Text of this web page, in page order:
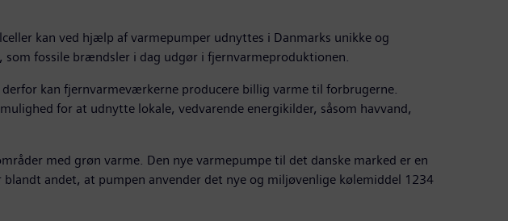
kan ved hjælp af varmepumper udnyttes i Danmarks unikke og
fossile brændsler i dag udgør i fjernvarmeproduktionen.
kan fjernvarmeværkerne producere billig varme til forbrugerne.
for at udnytte lokale, vedvarende energikilder, såsom havvand,
med grøn varme. Den nye varmepumpe til det danske marked er en
andet, at pumpen anvender det nye og miljøvenlige kølemiddel 1234